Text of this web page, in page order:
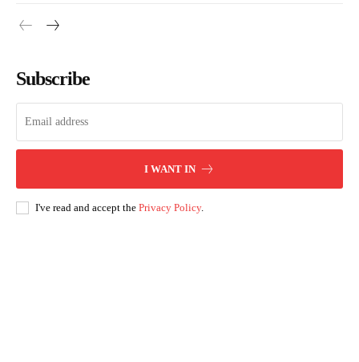
Subscribe
I WANT IN
I've read and accept the Privacy Policy.